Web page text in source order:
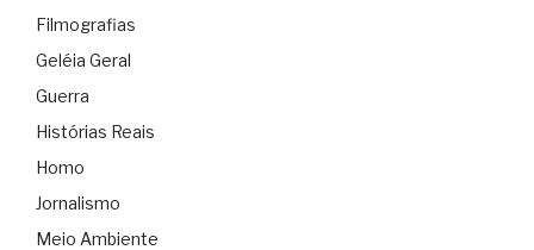
Filmografias
Geléia Geral
Guerra
Histórias Reais
Homo
Jornalismo
Meio Ambiente